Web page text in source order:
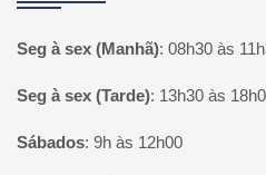
Seg à sex (Manhã): 08h30 às
Seg à sex (Tarde): 13h30 às
Sábados: 9h às 12h00